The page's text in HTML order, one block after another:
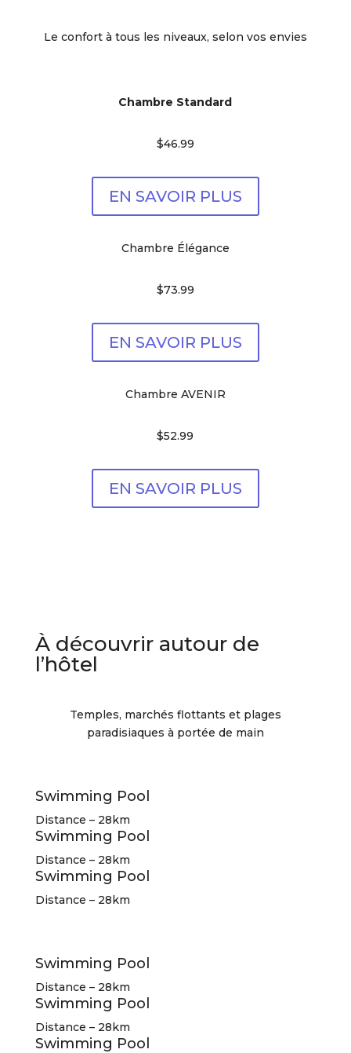
Le confort à tous les niveaux, selon vos envies
Chambre Standard
$46.99
EN SAVOIR PLUS
Chambre Élégance
$73.99
EN SAVOIR PLUS
Chambre AVENIR
$52.99
EN SAVOIR PLUS
À découvrir autour de
l’hôtel
Temples, marchés flottants et plages
paradisiaques à portée de main
Swimming Pool
Distance – 28km
Swimming Pool
Distance – 28km
Swimming Pool
Distance – 28km
Swimming Pool
Distance – 28km
Swimming Pool
Distance – 28km
Swimming Pool